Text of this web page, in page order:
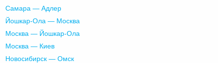
Самара — Адлер
Йошкар-Ола — Москва
Москва — Йошкар-Ола
Москва — Киев
Новосибирск — Омск